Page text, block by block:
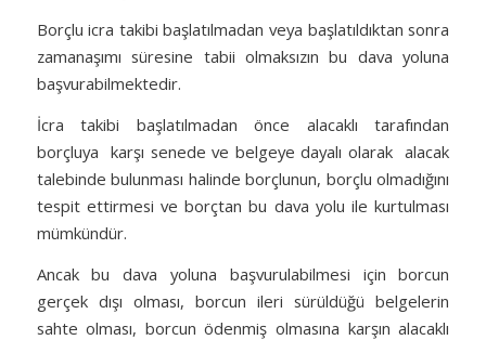
Borçlu icra takibi başlatılmadan veya başlatıldıktan sonra
zamanaşımı süresine tabii olmaksızın bu dava yoluna
başvurabilmektedir.
İcra takibi başlatılmadan önce alacaklı tarafından
borçluya karşı senede ve belgeye dayalı olarak alacak
talebinde bulunması halinde borçlunun, borçlu olmadığını
tespit ettirmesi ve borçtan bu dava yolu ile kurtulması
mümkündür.
Ancak bu dava yoluna başvurulabilmesi için borcun
gerçek dışı olması, borcun ileri sürüldüğü belgelerin
sahte olması, borcun ödenmiş olmasına karşın alacaklı